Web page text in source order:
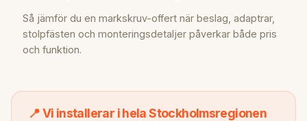
Så jämför du en markskruv-offert när beslag, adaptrar,
stolpfästen och monteringsdetaljer påverkar både pris
och funktion.
📍 Vi installerar i hela Stockholmsregionen